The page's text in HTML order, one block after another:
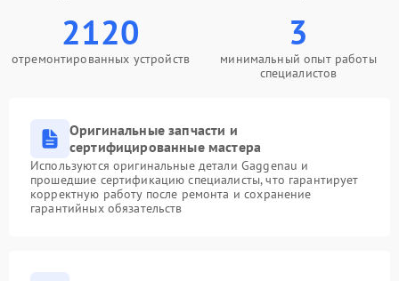
2120
отремонтированных устройств
3
минимальный опыт работы
специалистов
Оригинальные запчасти и
сертифицированные мастера
Используются оригинальные детали Gaggenau и
прошедшие сертификацию специалисты, что гарантирует
корректную работу после ремонта и сохранение
гарантийных обязательств